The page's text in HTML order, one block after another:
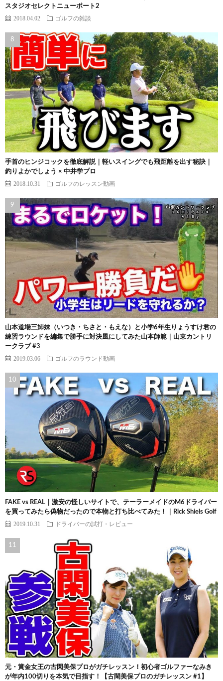
スタジオセレクトニューポート2
2018.04.02 ゴルフの雑談
手首のヒンジコックを徹底解説｜軽いスイングでも飛距離を出す秘訣｜
釣りよかでしょう × 中井学プロ
2018.10.31 ゴルフのレッスン動画
山本道場三姉妹（いつき・ちさと・もえな）と小学6年生りょうすけ君の
練習ラウンドを編集で勝手に対決風にしてみた山本師範｜山東カントリ
ークラブ #3
2019.03.06 ゴルフのラウンド動画
FAKE vs REAL｜激安の怪しいサイトで、テーラーメイドのM6ドライバー
を買ってみたら偽物だったので本物と打ち比べてみた！｜Rick Shiels Golf
2019.10.31 ドライバーの試打・レビュー
元・賞金女王の古閑美保プロがガチレッスン！初心者ゴルファーなみき
が年内100切りを本気で目指す！【古閑美保プロのガチレッスン #1】